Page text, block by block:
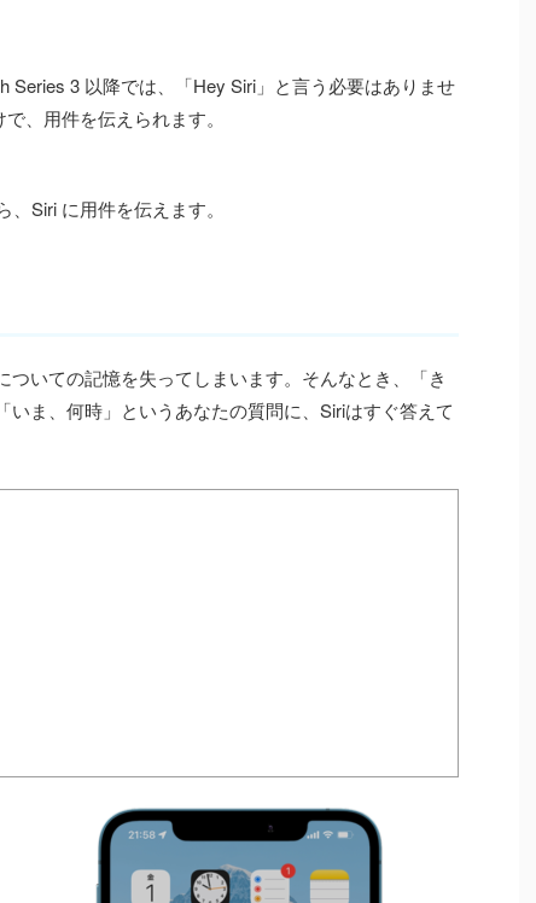
Series 3 以降では、「Hey Siri」と言う必要はありませ
、用件を伝えられます。
Siri に用件を伝えます。
いての記憶を失ってしまいます。そんなとき、「き
いま、何時」というあなたの質問に、Siriはすぐ答えて